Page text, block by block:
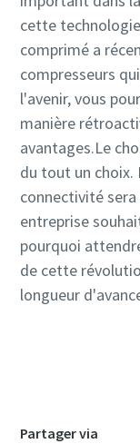
cette
comprimé a
compresseurs
l'avenir, vous
manière
avantages.Le
du tout un choix.
connectivité
entreprise
pourquoi
de cette
longueur
Partager via